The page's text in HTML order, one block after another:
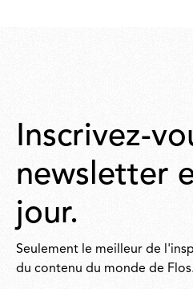
Inscrivez-
newsletter
jour.
Seulement le meilleur de
du contenu du monde de Flos.